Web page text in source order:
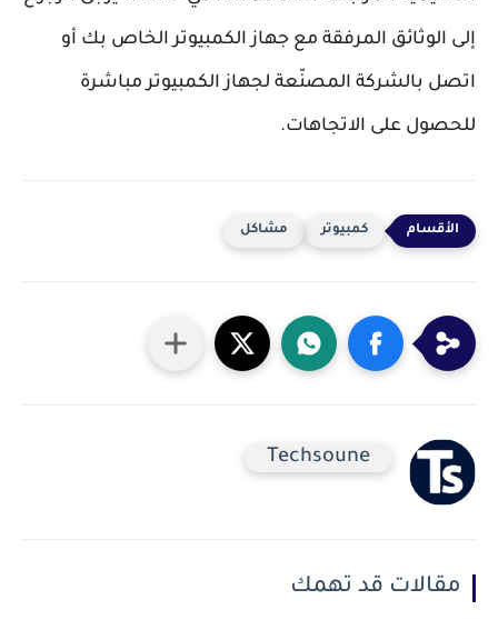
للحصول على الاتجاهات.
كمبيوتر مشاكل
Techsoune
مقالات قد تهمك